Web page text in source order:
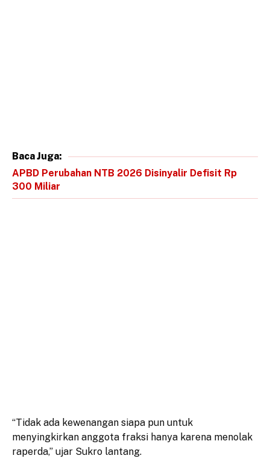
Baca Juga:
APBD Perubahan NTB 2026 Disinyalir Defisit Rp
300 Miliar
“Tidak ada kewenangan siapa pun untuk
menyingkirkan anggota fraksi hanya karena menolak
raperda,” ujar Sukro lantang.